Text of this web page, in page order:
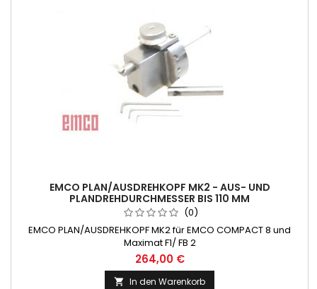
EMCO PLAN/AUSDREHKOPF MK2 - AUS- UND
PLANDREHDURCHMESSER BIS 110 MM
(0)
EMCO PLAN/AUSDREHKOPF MK2 für EMCO COMPACT 8 und
Maximat F1/ FB 2
264,00 €
 In den Warenkorb